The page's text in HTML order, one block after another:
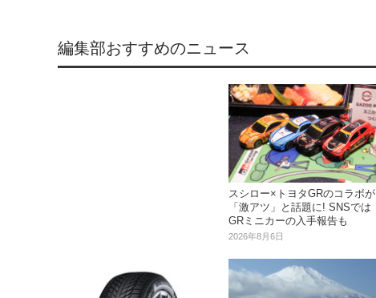
編集部おすすめのニュース
スシロー×トヨタGRのコラボが
「激アツ」と話題に! SNSでは
GRミニカーの入手報告も
2026年8月6日